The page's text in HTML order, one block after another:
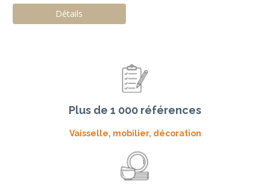
Détails
Plus de 1 000 références
Vaisselle, mobilier, décoration